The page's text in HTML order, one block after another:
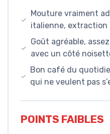
Mouture vraiment
italienne,
Goût agréable,
avec un côté
Bon café du
qui ne veulent pas
POINTS FAIBLES